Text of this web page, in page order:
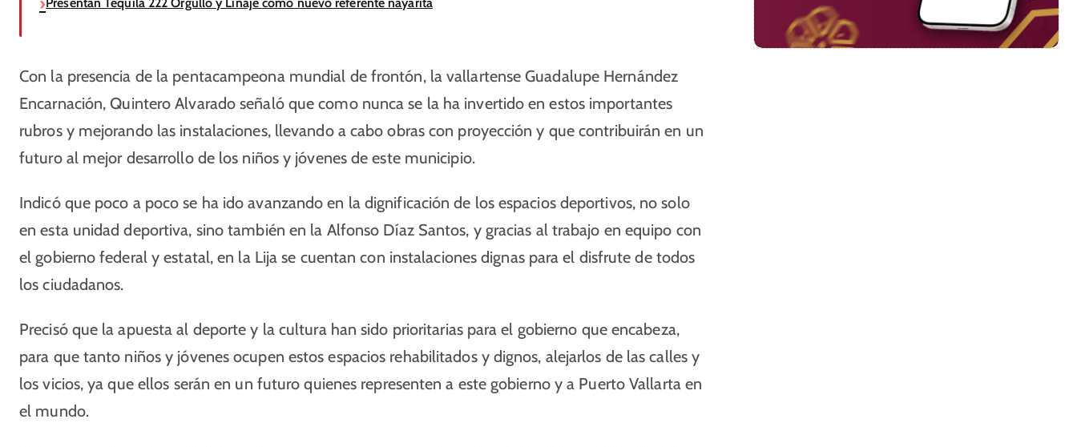
Con la presencia de la pentacampeona mundial de frontón, la vallartense Guadalupe Hernández
Encarnación, Quintero Alvarado señaló que como nunca se la ha invertido en estos importantes
rubros y mejorando las instalaciones, llevando a cabo obras con proyección y que contribuirán en un
futuro al mejor desarrollo de los niños y jóvenes de este municipio.
Indicó que poco a poco se ha ido avanzando en la dignificación de los espacios deportivos, no solo
en esta unidad deportiva, sino también en la Alfonso Díaz Santos, y gracias al trabajo en equipo con
el gobierno federal y estatal, en la Lija se cuentan con instalaciones dignas para el disfrute de todos
los ciudadanos.
Precisó que la apuesta al deporte y la cultura han sido prioritarias para el gobierno que encabeza,
para que tanto niños y jóvenes ocupen estos espacios rehabilitados y dignos, alejarlos de las calles y
los vicios, ya que ellos serán en un futuro quienes representen a este gobierno y a Puerto Vallarta en
el mundo.